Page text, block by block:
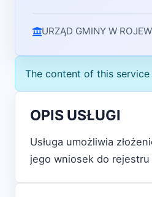
URZĄD GMINY W
The content of this
OPIS USŁUGI
Usługa umożliwia
jego wniosek do